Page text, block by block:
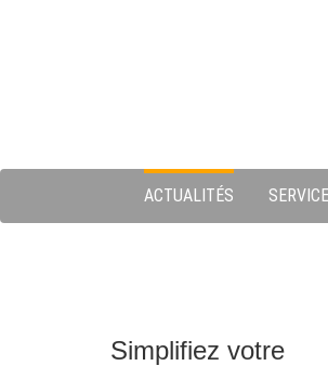
ACTUALITÉS
Simplifiez votre